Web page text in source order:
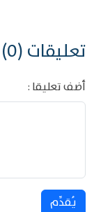
تعليقات (0)
أضف تعليقا :
يُقدِّم